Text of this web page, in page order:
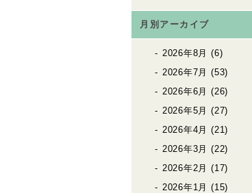
月別アーカイブ
2026年8月 (6)
2026年7月 (53)
2026年6月 (26)
2026年5月 (27)
2026年4月 (21)
2026年3月 (22)
2026年2月 (17)
2026年1月 (15)